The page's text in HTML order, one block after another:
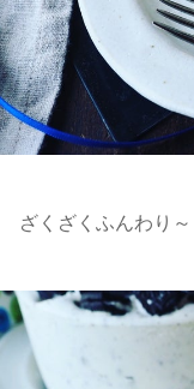
ざくざくふんわり～